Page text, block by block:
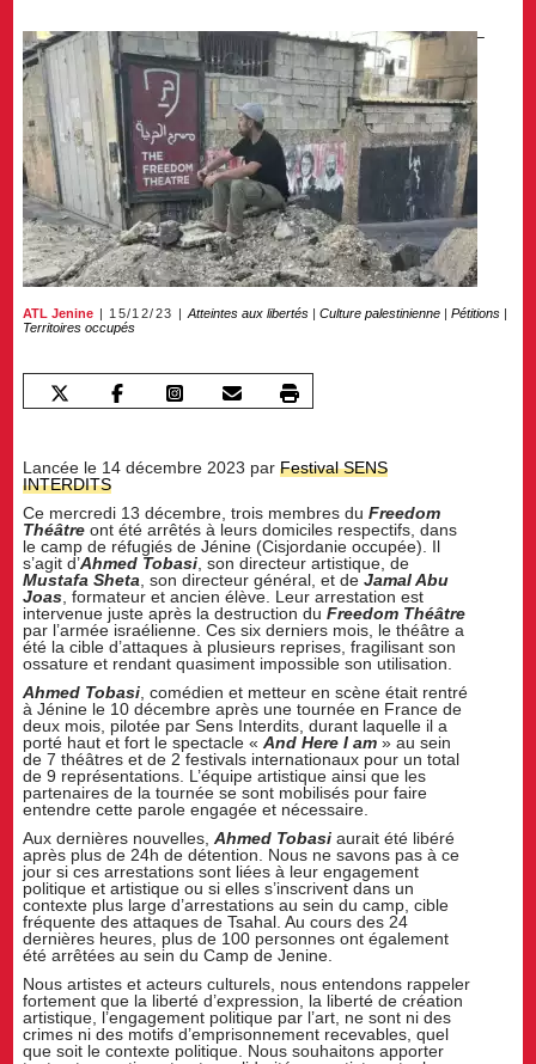
ATL Jenine 15/12/23 Atteintes aux libertés |Culture palestinienne |Pétitions
Territoires occupés
Lancée le 14 décembre 2023 parFestival SENS
INTERDITS
Ce mercredi 13 décembre, trois membres duFreedom
Théâtre ont été arrêtés à leurs domiciles respectifs, dans
le camp de réfugiés de Jénine (Cisjordanie occupée). Il
s’agit d’Ahmed Tobasi , son directeur artistique, de
Mustafa Sheta , son directeur général, et deJamal Abu
Joas , formateur et ancien élève. Leur arrestation est
intervenue juste après la destruction duFreedom Théâtre
par l’armée israélienne. Ces six derniers mois, le théâtre a
été la cible d’attaques à plusieurs reprises, fragilisant son
ossature et rendant quasiment impossible son utilisation.
Ahmed Tobasi , comédien et metteur en scène était rentré
à Jénine le 10 décembre après une tournée en France de
deux mois, pilotée par Sens Interdits, durant laquelle il a
porté haut et fort le spectacle «And Here I am » au sein
de 7 théâtres et de 2 festivals internationaux pour un total
de 9 représentations. L’équipe artistique ainsi que les
partenaires de la tournée se sont mobilisés pour faire
entendre cette parole engagée et nécessaire.
Aux dernières nouvelles,Ahmed Tobasi aurait été libéré
après plus de 24h de détention. Nous ne savons pas à ce
jour si ces arrestations sont liées à leur engagement
politique et artistique ou si elles s’inscrivent dans un
contexte plus large d’arrestations au sein du camp, cible
fréquente des attaques de Tsahal. Au cours des 24
dernières heures, plus de 100 personnes ont également
été arrêtées au sein du Camp de Jenine.
Nous artistes et acteurs culturels, nous entendons rappeler
fortement que la liberté d’expression, la liberté de création
artistique, l’engagement politique par l’art, ne sont ni des
crimes ni des motifs d’emprisonnement recevables, quel
que soit le contexte politique. Nous souhaitons apporter